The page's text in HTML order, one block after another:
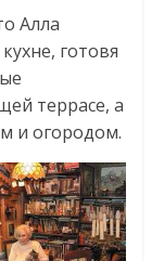
Алла
готовя
террасе, а
и огородом.